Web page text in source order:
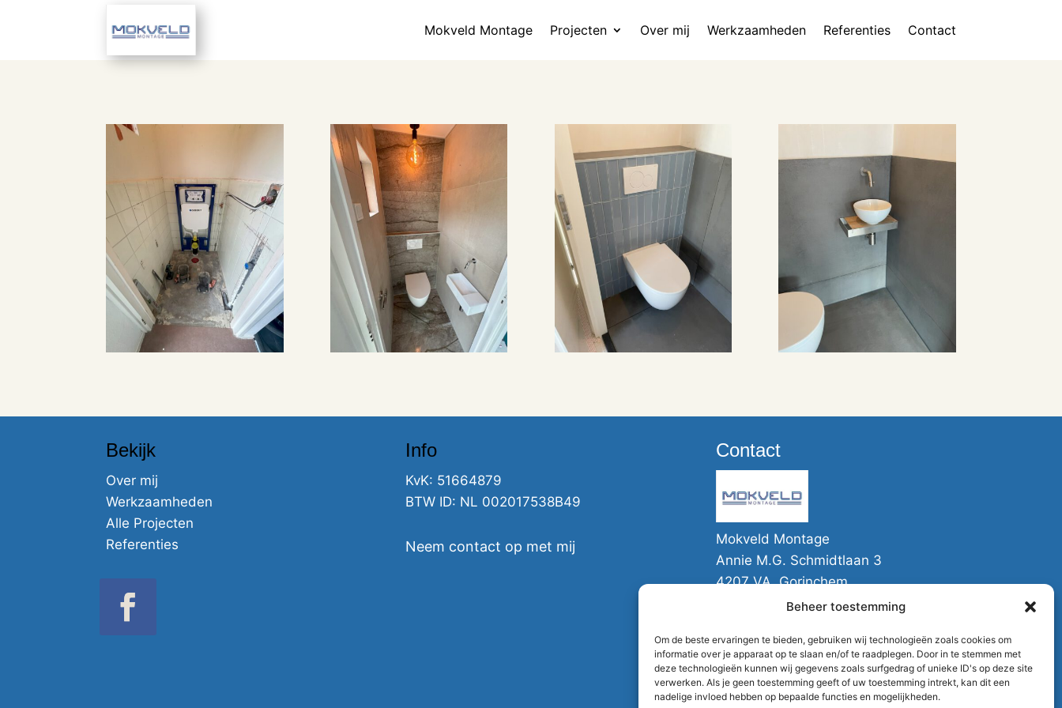
Beheer toestemming
Om de beste ervaringen te bieden, gebruiken wij technologieën zoals cookies om
informatie over je apparaat op te slaan en/of te raadplegen. Door in te stemmen met
deze technologieën kunnen wij gegevens zoals surfgedrag of unieke ID's op deze site
verwerken. Als je geen toestemming geeft of uw toestemming intrekt, kan dit een
nadelige invloed hebben op bepaalde functies en mogelijkheden.
Mokveld Montage Projecten Over mij Werkzaamheden Referenties Contact
Bekijk
Over mij
Werkzaamheden
Alle Projecten
Referenties
Info
KvK: 51664879
BTW ID: NL 002017538B49
Neem contact op met mij
Contact
Mokveld Montage
Annie M.G. Schmidtlaan 3
4207 VA Gorinchem
06-43434806
ronaldmokveld@gmail.com
